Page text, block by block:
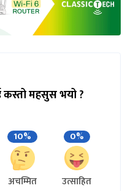
कस्तो महसुस भयो ?
10%
अचम्मित
0%
उत्साहित